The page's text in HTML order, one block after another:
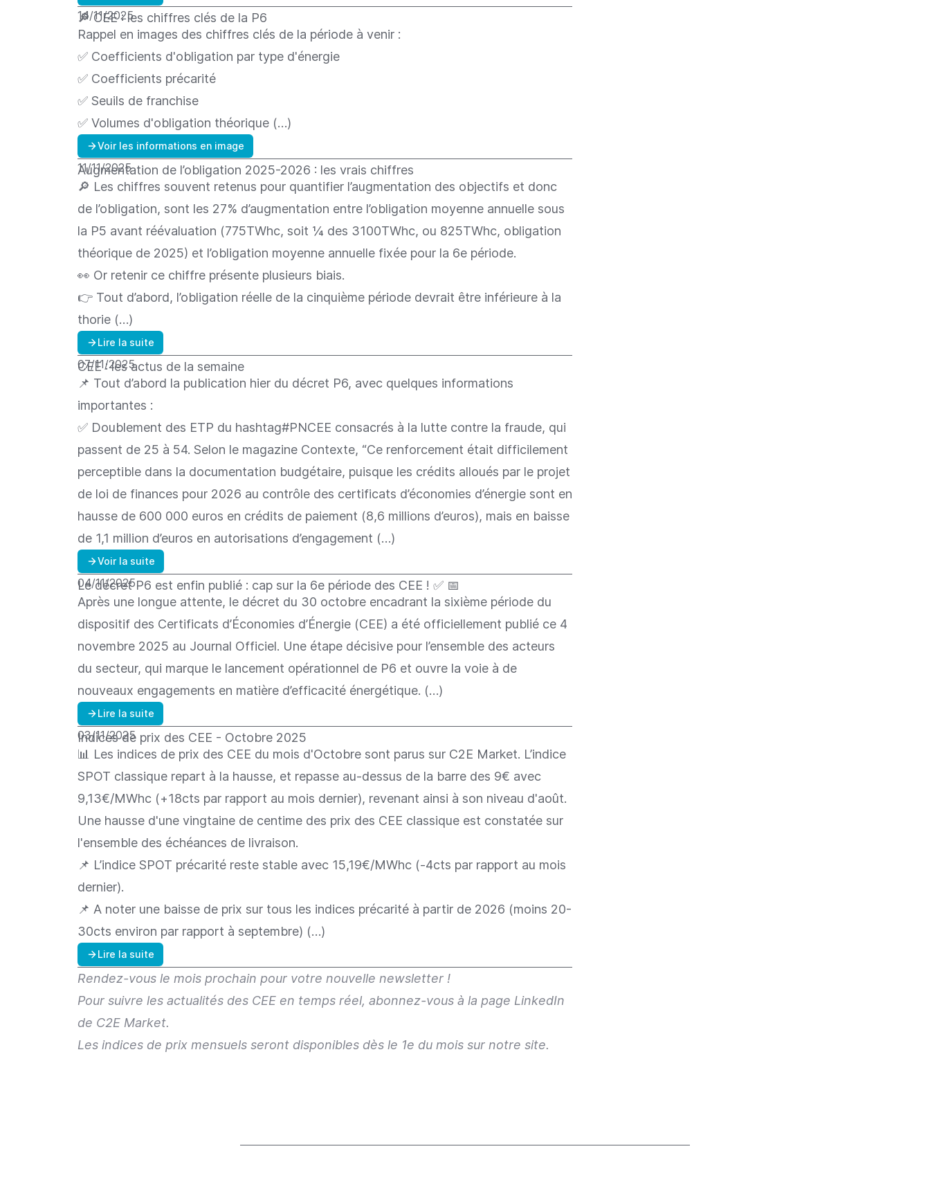
🔎 CEE : les chiffres clés de la P6
14/11/2025
Rappel en images des chiffres clés de la période à venir :
✅ Coefficients d'obligation par type d'énergie
✅ Coefficients précarité
✅ Seuils de franchise
✅ Volumes d'obligation théorique (…)
Voir les informations en image
Augmentation de l’obligation 2025-2026 : les vrais chiffres
11/11/2025
🔎 Les chiffres souvent retenus pour quantifier l’augmentation des objectifs et donc
de l’obligation, sont les 27% d’augmentation entre l’obligation moyenne annuelle sous
la P5 avant réévaluation (775TWhc, soit ¼ des 3100TWhc, ou 825TWhc, obligation
théorique de 2025) et l’obligation moyenne annuelle fixée pour la 6e période.
👀 Or retenir ce chiffre présente plusieurs biais.
👉 Tout d’abord, l’obligation réelle de la cinquième période devrait être inférieure à la
thorie (…)
Lire la suite
CEE : les actus de la semaine
07/11/2025
📌 Tout d’abord la publication hier du décret P6, avec quelques informations
importantes :
✅ Doublement des ETP du hashtag#PNCEE consacrés à la lutte contre la fraude, qui
passent de 25 à 54. Selon le magazine Contexte, “Ce renforcement était difficilement
perceptible dans la documentation budgétaire, puisque les crédits alloués par le projet
de loi de finances pour 2026 au contrôle des certificats d’économies d’énergie sont en
hausse de 600 000 euros en crédits de paiement (8,6 millions d’euros), mais en baisse
de 1,1 million d’euros en autorisations d’engagement (…)
Voir la suite
Le décret P6 est enfin publié : cap sur la 6e période des CEE ! ✅ 📅
04/11/2025
Après une longue attente, le décret du 30 octobre encadrant la sixième période du
dispositif des Certificats d’Économies d’Énergie (CEE) a été officiellement publié ce 4
novembre 2025 au Journal Officiel. Une étape décisive pour l’ensemble des acteurs
du secteur, qui marque le lancement opérationnel de P6 et ouvre la voie à de
nouveaux engagements en matière d’efficacité énergétique. (…)
Lire la suite
Indices de prix des CEE - Octobre 2025
03/11/2025
📊 Les indices de prix des CEE du mois d'Octobre sont parus sur C2E Market. L’indice
SPOT classique repart à la hausse, et repasse au-dessus de la barre des 9€ avec
9,13€/MWhc (+18cts par rapport au mois dernier), revenant ainsi à son niveau d'août.
Une hausse d'une vingtaine de centime des prix des CEE classique est constatée sur
l'ensemble des échéances de livraison.
📌 L’indice SPOT précarité reste stable avec 15,19€/MWhc (-4cts par rapport au mois
dernier).
📌 A noter une baisse de prix sur tous les indices précarité à partir de 2026 (moins 20-
30cts environ par rapport à septembre) (…)
Lire la suite
Rendez-vous le mois prochain pour votre nouvelle newsletter !
Pour suivre les actualités des CEE en temps réel, abonnez-vous à la page LinkedIn
de C2E Market.
Les indices de prix mensuels seront disponibles dès le 1e du mois sur notre site.